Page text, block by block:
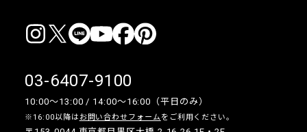
03-6407-9100
10:00〜13:00 / 14:00〜16:00（平日のみ）
※16:00以降は お問い合わせフォーム をご利用ください。